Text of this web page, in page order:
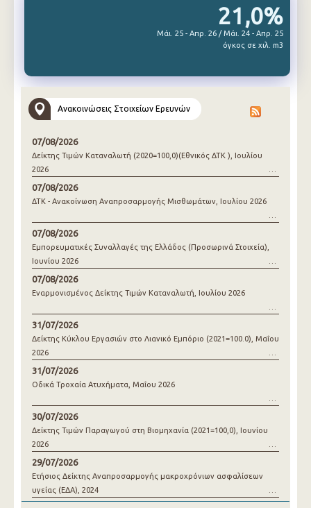
21,0%
Μάι. 25 - Απρ. 26 / Μάι. 24 - Απρ. 25
όγκος σε χιλ. m3
Ανακοινώσεις Στοιχείων Ερευνών
07/08/2026
Δείκτης Τιμών Καταναλωτή (2020=100,0)(Εθνικός ΔΤΚ ), Ιουλίου
2026
07/08/2026
ΔΤΚ - Ανακοίνωση Αναπροσαρμογής Μισθωμάτων, Ιουλίου 2026
07/08/2026
Εμπορευματικές Συναλλαγές της Ελλάδος (Προσωρινά Στοιχεία),
Ιουνίου 2026
07/08/2026
Εναρμονισμένος Δείκτης Τιμών Καταναλωτή, Ιουλίου 2026
31/07/2026
Δείκτης Κύκλου Εργασιών στο Λιανικό Εμπόριο (2021=100.0), Μαΐου
2026
31/07/2026
Οδικά Τροχαία Ατυχήματα, Μαΐου 2026
30/07/2026
Δείκτης Τιμών Παραγωγού στη Βιομηχανία (2021=100,0), Ιουνίου
2026
29/07/2026
Ετήσιος Δείκτης Αναπροσαρμογής μακροχρόνιων ασφαλίσεων
υγείας (ΕΔΑ), 2024